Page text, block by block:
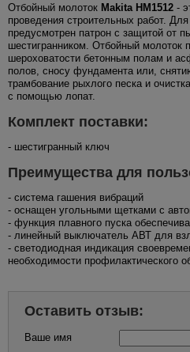
Отбойный молоток Makita HM1512 -
проведения строительных работ.
предусмотрен патрон с защитой от
шестигранником. Отбойный молоток
шероховатости бетонным полам и
полов, сносу фундамента или,
трамбование рыхлого песка и
с помощью лопат.
Комплект поставки:
- шестигранный ключ
Преимущества для
- система гашения вибраций
- оснащен угольными щетками с
- функция плавного пуска
- линейный выключатель АВТ для
- светодиодная индикация
необходимости профилактического
Оставить отзыв:
Ваше имя